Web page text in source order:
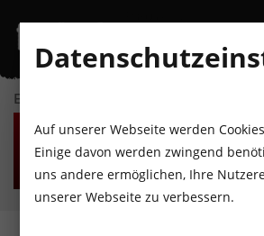
EVENTKALENDER
FR
7
AUGUST
SA
8
AUGUST
SO
9
AUGUST
Auf unserer Webseite werden
Einige davon werden zwingend
uns andere ermöglichen, Ihre
unserer Webseite zu verbessern.